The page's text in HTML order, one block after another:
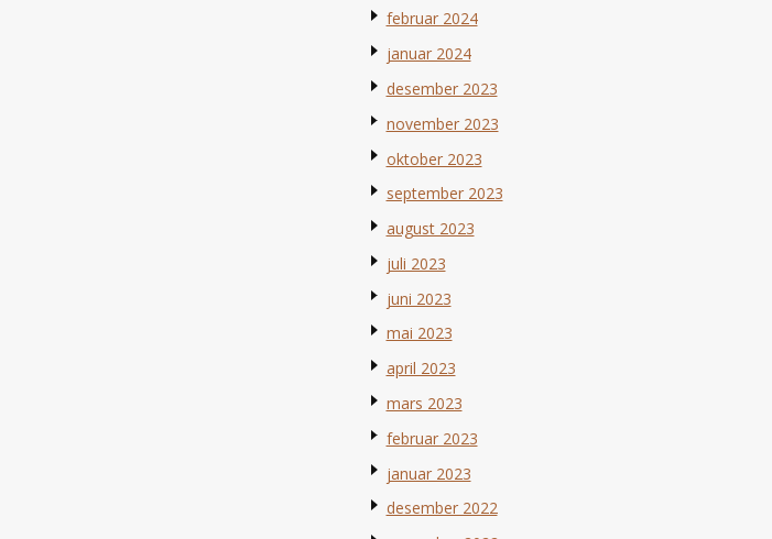
februar 2024
januar 2024
desember 2023
november 2023
oktober 2023
september 2023
august 2023
juli 2023
juni 2023
mai 2023
april 2023
mars 2023
februar 2023
januar 2023
desember 2022